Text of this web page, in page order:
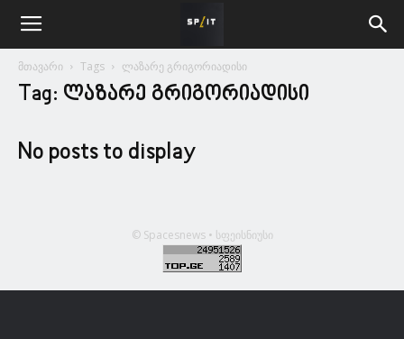
მთავარი Tags ლაზარე გრიგორიადისი
Tag: ლაზარე გრიგორიადისი
No posts to display
© Spacesnews • სფეისნიუსი